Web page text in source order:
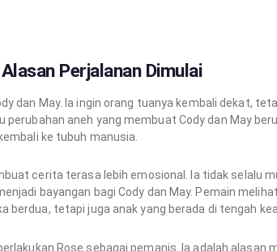
Perjalanan Dimulai
dan May. Ia ingin orang tuanya kembali dekat,
perubahan aneh yang membuat Cody dan May
ke tubuh manusia.
cerita terasa lebih emosional. Ia tidak selalu
bayangan bagi Cody dan May. Pemain
berdua, tetapi juga anak yang berada di tengah
Rose sebagai pemanis. Ia adalah alasan